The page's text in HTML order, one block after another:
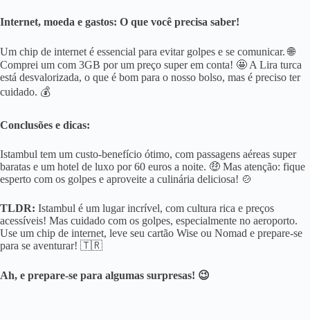
Internet, moeda e gastos: O que você precisa saber!
Um chip de internet é essencial para evitar golpes e se comunicar. 🌐
Comprei um com 3GB por um preço super em conta! 🤩 A Lira turca
está desvalorizada, o que é bom para o nosso bolso, mas é preciso ter
cuidado. 💰
Conclusões e dicas:
Istambul tem um custo-benefício ótimo, com passagens aéreas super
baratas e um hotel de luxo por 60 euros a noite. 🤑 Mas atenção: fique
esperto com os golpes e aproveite a culinária deliciosa! 🍲
TLDR: Istambul é um lugar incrível, com cultura rica e preços
acessíveis! Mas cuidado com os golpes, especialmente no aeroporto.
Use um chip de internet, leve seu cartão Wise ou Nomad e prepare-se
para se aventurar! 🇹🇷
Ah, e prepare-se para algumas surpresas! 😉